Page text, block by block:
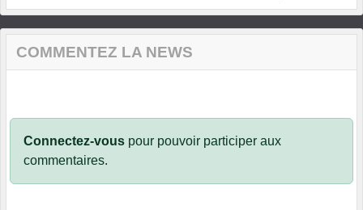
COMMENTEZ LA NEWS
Connectez-vous pour pouvoir participer aux
commentaires.